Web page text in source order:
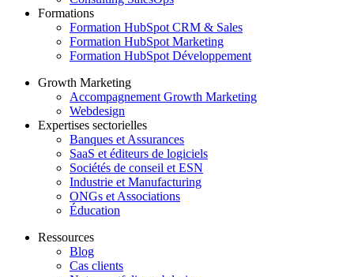
Formations
Formation HubSpot CRM & Sales
Formation HubSpot Marketing
Formation HubSpot Développement
Growth Marketing
Accompagnement Growth Marketing
Webdesign
Expertises sectorielles
Banques et Assurances
SaaS et éditeurs de logiciels
Sociétés de conseil et ESN
Industrie et Manufacturing
ONGs et Associations
Éducation
Ressources
Blog
Cas clients